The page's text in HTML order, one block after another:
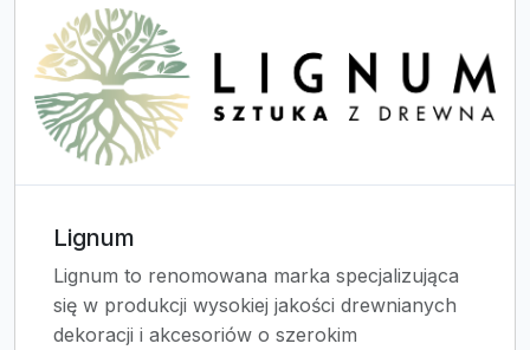
Lignum
Lignum to renomowana marka specjalizująca
się w produkcji wysokiej jakości drewnianych
dekoracji i akcesoriów o szerokim